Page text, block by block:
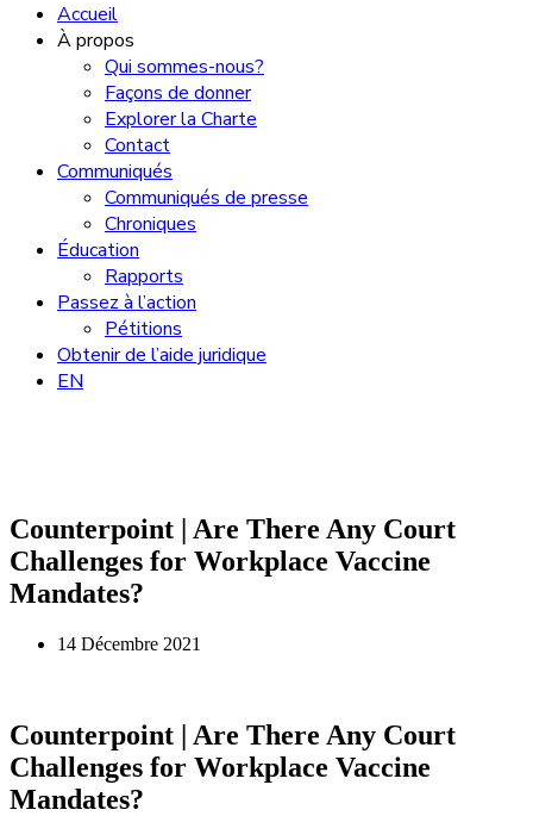
Accueil
À propos
Qui sommes-nous?
Façons de donner
Explorer la Charte
Contact
Communiqués
Communiqués de presse
Chroniques
Éducation
Rapports
Passez à l’action
Pétitions
Obtenir de l’aide juridique
EN
Counterpoint | Are There Any Court
Challenges for Workplace Vaccine
Mandates?
14 Décembre 2021
Counterpoint | Are There Any Court
Challenges for Workplace Vaccine
Mandates?